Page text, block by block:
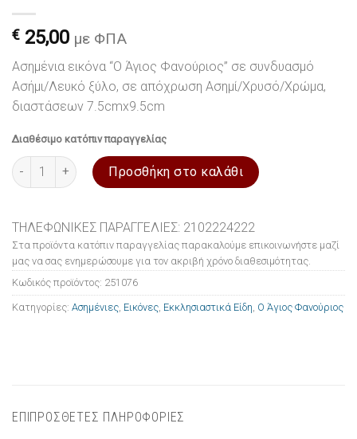
€ 25,00 με ΦΠΑ
Ασημένια εικόνα “Ο Άγιος Φανούριος” σε συνδυασμό
Ασήμι/Λευκό ξύλο, σε απόχρωση Ασημί/Χρυσό/Χρώμα,
διαστάσεων 7.5cmx9.5cm
Διαθέσιμο κατόπιν παραγγελίας
Εικόνα ασημένια Ο Άγιος Φανούριος 7.5x9.5cm ποσότητα
Προσθήκη στο καλάθι
ΤΗΛΕΦΩΝΙΚΕΣ ΠΑΡΑΓΓΕΛΙΕΣ: 2102224222
Στα προϊόντα κατόπιν παραγγελίας παρακαλούμε επικοινωνήστε μαζί
μας να σας ενημερώσουμε για τον ακριβή χρόνο διαθεσιμότητας.
Κωδικός προϊόντος: 251076
Κατηγορίες: Ασημένιες Εικόνες Εκκλησιαστικά Είδη Ο Άγιος Φανούριος
ΕΠΙΠΡΟΣΘΕΤΕΣ ΠΛΗΡΟΦΟΡΙΕΣ